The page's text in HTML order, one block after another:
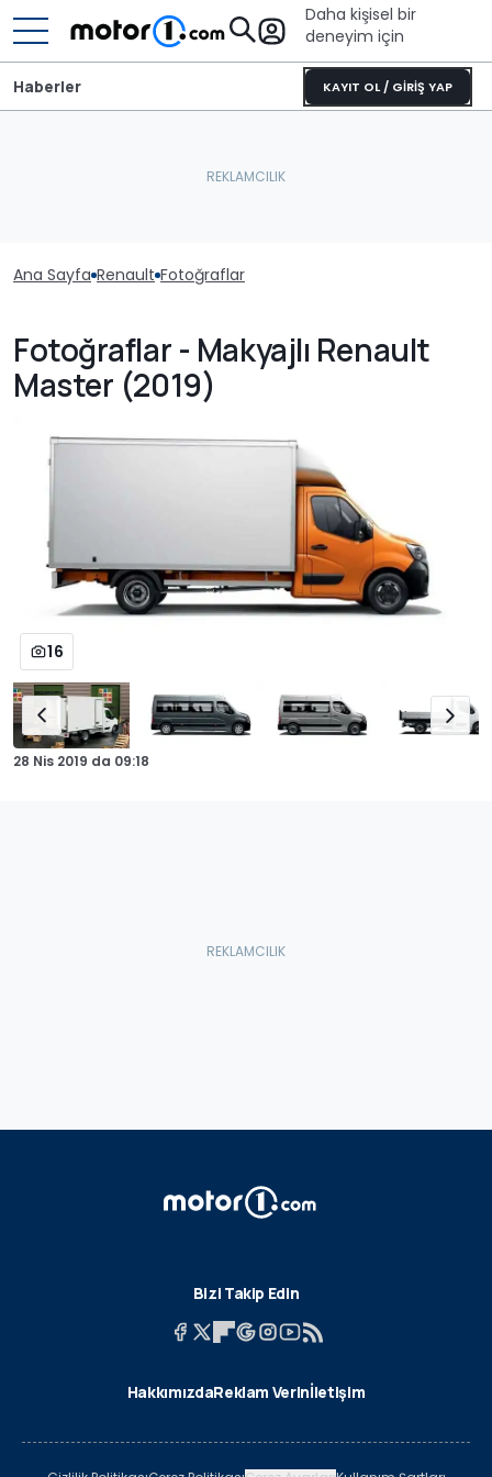
Daha kişisel bir
deneyim için
KAYIT OL / GİRİŞ YAP
Haberler
Ana Sayfa Renault Fotoğraflar
Fotoğraflar - Makyajlı Renault
Master (2019)
16
28 Nis 2019 da 09:18
Bizi Takip Edin
HakkımızdaReklam Verinİletişim